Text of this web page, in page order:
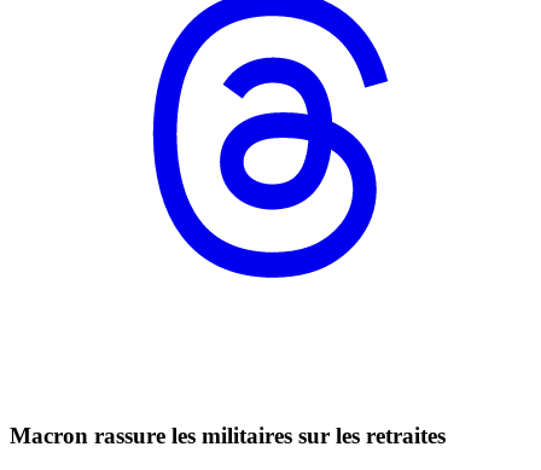
Macron rassure les militaires sur les retraites